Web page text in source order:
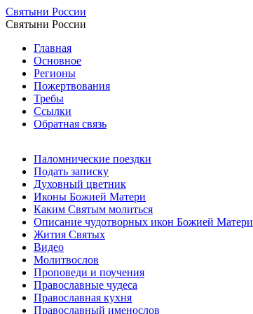
Святыни России
Святыни России
Главная
Основное
Регионы
Пожертвования
Требы
Ссылки
Обратная связь
Паломнические поездки
Подать записку
Духовный цветник
Иконы Божией Матери
Каким Святым молиться
Описание чудотворных икон Божией Матери
Жития Святых
Видео
Молитвослов
Проповеди и поучения
Православные чудеса
Православная кухня
Православный именослов